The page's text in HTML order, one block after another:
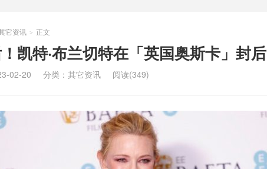
它资讯 > 正文
凯特·布兰切特在「英国奥斯卡」封后
02-20 分类： 其它资讯 阅读(349)